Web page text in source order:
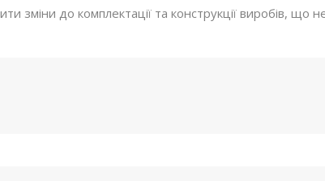
зміни до комплектації та конструкції виробів, що